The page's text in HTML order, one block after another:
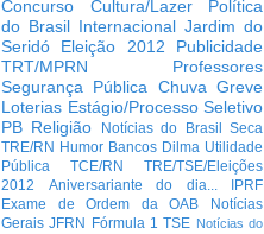
Concurso
Cultura/Lazer
Política
do Brasil Internacional Jardim do
Seridó
Eleição 2012
Publicidade
TRT/MPRN
Professores
Segurança Pública Chuva Greve
Loterias Estágio/Processo Seletivo
PB Religião Notícias do Brasil
Seca
TRE/RN Humor Bancos Dilma Utilidade
Pública
TCE/RN
TRE/TSE/Eleições
2012
Aniversariante do dia...
IPRF
Exame de Ordem da OAB
Notícias
Gerais JFRN Fórmula 1 TSE Notícias do